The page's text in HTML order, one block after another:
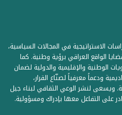
الاستراتيجية في المجالات السياسية،
الواقع العراقي برؤية وطنية. كما
الوطنية والإقليمية والدولية لضمان
ودعماً معرفياً لصنّاع القرار،
ويسعى لنشر الوعي الثقافي لبناء جيل
على التفاعل معها بإدراك ومسؤولية.